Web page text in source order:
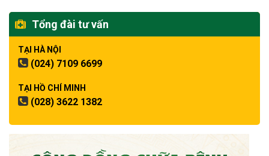
Tổng đài tư vấn
TẠI HÀ NỘI
(024) 7109 6699
TẠI HỒ CHÍ MINH
(028) 3622 1382